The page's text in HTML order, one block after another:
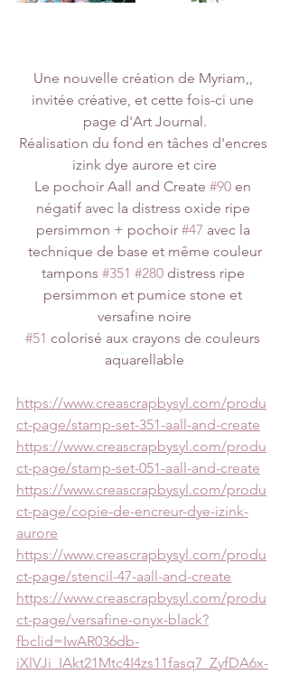
Une nouvelle création de Myriam,,
invitée créative, et cette fois-ci une
page d'Art Journal.
Réalisation du fond en tâches d'encres
izink dye aurore et cire
Le pochoir Aall and Create #90 en
négatif avec la distress oxide ripe
persimmon + pochoir #47 avec la
technique de base et même couleur
tampons #351 #280 distress ripe
persimmon et pumice stone et
versafine noire
#51 colorisé aux crayons de couleurs
aquarellable
https://www.creascrapbysyl.com/produ
ct-page/stamp-set-351-aall-and-create
https://www.creascrapbysyl.com/produ
ct-page/stamp-set-051-aall-and-create
https://www.creascrapbysyl.com/produ
ct-page/copie-de-encreur-dye-izink-
aurore
https://www.creascrapbysyl.com/produ
ct-page/stencil-47-aall-and-create
https://www.creascrapbysyl.com/produ
ct-page/versafine-onyx-black?
fbclid=IwAR036db-
iXlVJi_IAkt21Mtc4I4zs11fasq7_ZyfDA6x-